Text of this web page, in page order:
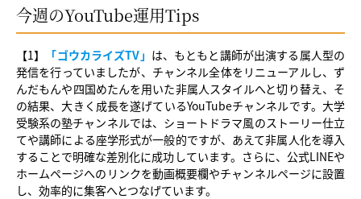
今週のYouTube運用Tips
【1】 「ゴウカライズTV」 は、もともと講師が出演する属人型の
発信を行っていましたが、チャンネル全体をリニューアルし、ず
んだもんや四国めたんを用いた非属人スタイルへと切り替え、そ
の結果、大きく成長を遂げているYouTubeチャンネルです。大学
受験系の塾チャンネルでは、ショートドラマ風のストーリー仕立
てや講師による座学形式が一般的ですが、あえて非属人化を導入
することで明確な差別化に成功しています。さらに、公式LINEや
ホームページへのリンクを動画概要欄やチャンネルページに設置
し、効率的に集客へとつなげています。